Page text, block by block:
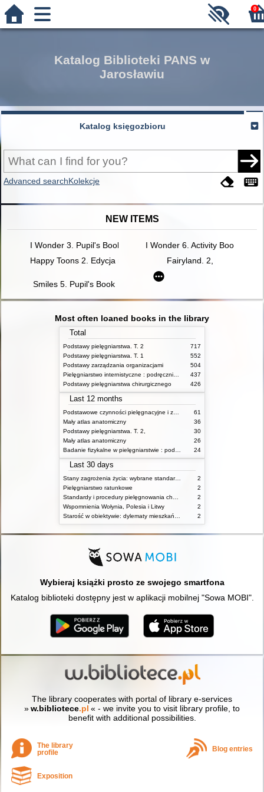
0
Katalog Biblioteki PANS w
Jarosławiu
Katalog księgozbioru
Advanced searchKolekcje
NEW ITEMS
I Wonder 3. Pupil's Book
I Wonder 6. Activity Book
Happy Toons 2. Edycja międzynarodowa. Activity Book+
Fairyland. 2,
Smiles 5. Pupil's Book
Most often loaned books in the library
Total
Podstawy pielęgniarstwa. T. 2
717
Podstawy pielęgniarstwa. T. 1
552
Podstawy zarządzania organizacjami
504
437
Podstawy pielęgniarstwa chirurgicznego
426
Last 12 months
61
Mały atlas anatomiczny
36
Podstawy pielęgniarstwa. T. 2,
30
Mały atlas anatomiczny
26
24
Last 30 days
Stany zagrożenia życia: wybrane standardy opieki i procedury postępowania pielęgniarskiego
2
Pielęgniarstwo ratunkowe
2
2
Wspomnienia Wołynia, Polesia i Litwy
2
2
Wybieraj książki prosto ze swojego smartfona
Katalog biblioteki dostępny jest w aplikacji mobilnej "Sowa MOBI".
The library cooperates with portal of library e-services
»w.bibliotece.pl « - we invite you to visit library profile, to
benefit with additional possibilities.
The library
profile
Blog entries
Exposition